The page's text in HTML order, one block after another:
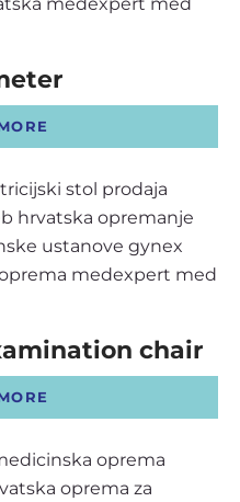
chair